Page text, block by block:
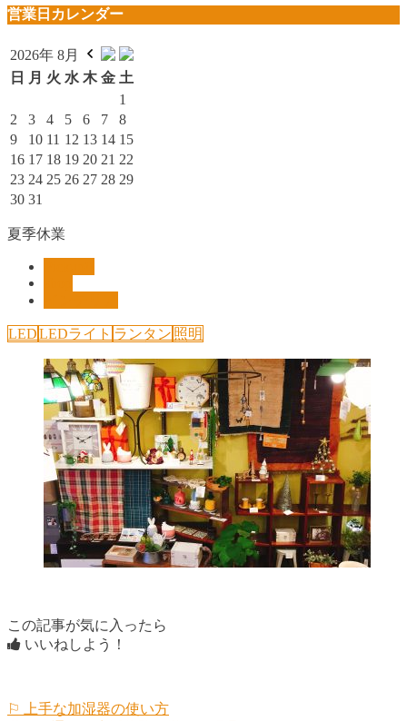
営業日カレンダー
2026年 8月
日
月 火 水 木 金 土
1
2
3 4 5 6 7
8
9
10 11 12 13 14 15
16 17 18 19 20 21 22
23 24 25 26 27 28 29
30 31
夏季休業
LEDLEDライト ランタン 照明
この記事が気に入ったら
いいねしよう！
⚐ 上手な加湿器の使い方